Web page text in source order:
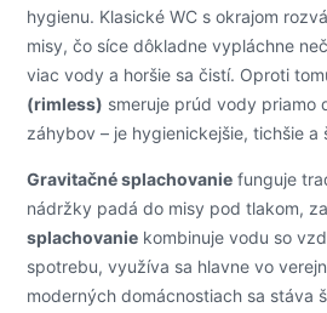
hygienu. Klasické WC s okrajom
misy, čo síce dôkladne vypláchne
viac vody a horšie sa čistí. Oproti
(rimless) smeruje prúd vody priamo
záhybov – je hygienickejšie, tichšie a
Gravitačné splachovanie funguje
nádržky padá do misy pod tlakom,
splachovanie kombinuje vodu so
spotrebu, využíva sa hlavne vo
moderných domácnostiach sa stáva